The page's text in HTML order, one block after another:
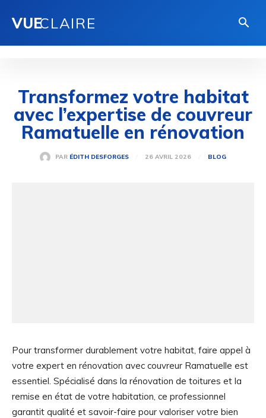
VUECLAIRE
Transformez votre habitat
avec l’expertise de couvreur
Ramatuelle en rénovation
PAR ÉDITH DESFORGES 26 AVRIL 2026 BLOG
Pour transformer durablement votre habitat, faire appel à
votre expert en rénovation avec couvreur Ramatuelle est
essentiel. Spécialisé dans la rénovation de toitures et la
remise en état de votre habitation, ce professionnel
garantit qualité et savoir-faire pour valoriser votre bien